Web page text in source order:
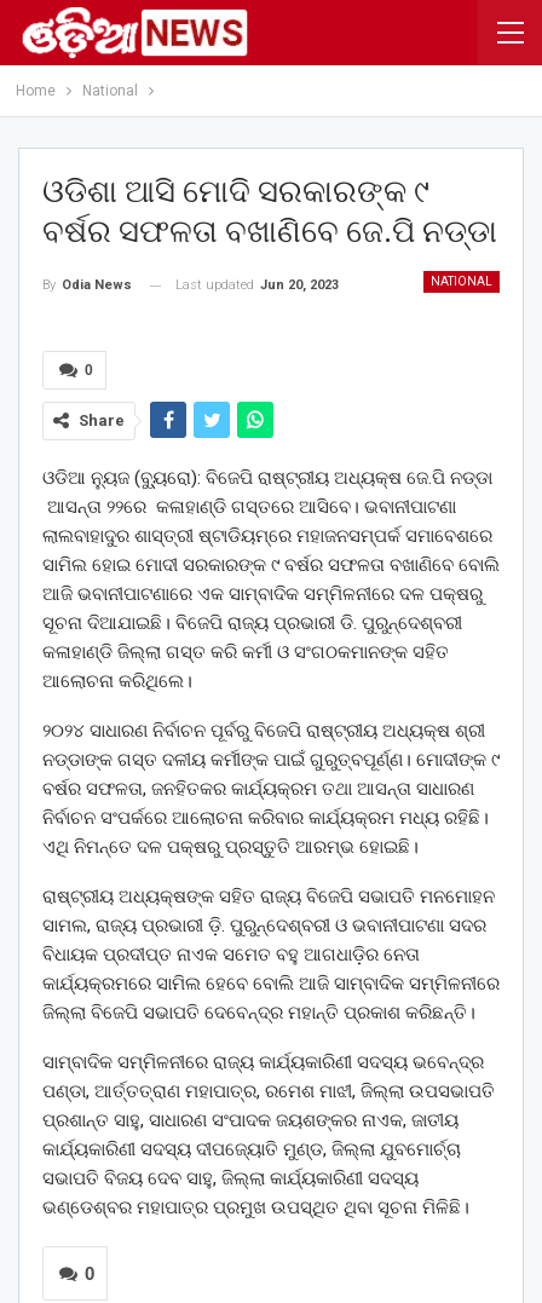
Home National
ଓଡିଶା ଆସି ମୋଦି ସରକାରଙ୍କ ୯
ବର୍ଷର ସଫଳତା ବଖାଣିବେ ଜେ.ପି ନଡ୍ଡା
NATIONAL
By Odia News Last updated Jun 20, 2023
0
Share
ଓଡିଆ ନ୍ୟୁଜ (ବ୍ୟୁ୍ରୋ): ବିଜେପି ରାଷ୍ଟ୍ରୀୟ ଅଧ୍ୟକ୍ଷ ଜେ.ପି ନଡ୍ଡା
ଆସନ୍ତା ୨୨ରେ କଳାହାଣ୍ଡି ଗସ୍ତରେ ଆସିବେ। ଭବାନୀପାଟଣା
ଲାଲବାହାଦୁର ଶାସ୍ତ୍ରୀ ଷ୍ଟାଡିୟମ୍‌ରେ ମହାଜନସମ୍ପର୍କ ସମାବେଶରେ
ସାମିଲ ହୋଇ ମୋଦୀ ସରକାରଙ୍କ ୯ ବର୍ଷର ସଫଳତା ବଖାଣିବେ ବୋଲି
ଆଜି ଭବାନୀପାଟଣାରେ ଏକ ସାମ୍ବାଦିକ ସମ୍ମିଳନୀରେ ଦଳ ପକ୍ଷରୁ
ସୂଚନା ଦିଆଯାଇଛି। ବିଜେପି ରାଜ୍ୟ ପ୍ରଭାରୀ ଡି. ପୁରୁନ୍ଦେଶ୍ବରୀ
କଳାହାଣ୍ଡି ଜିଲ୍ଲା ଗସ୍ତ କରି କର୍ମୀ ଓ ସଂଗଠକମାନଙ୍କ ସହିତ
ଆଲୋଚନା କରିଥିଲେ।
୨୦୨୪ ସାଧାରଣ ନିର୍ବାଚନ ପୂର୍ବରୁ ବିଜେପି ରାଷ୍ଟ୍ରୀୟ ଅଧ୍ୟକ୍ଷ ଶ୍ରୀ
ନଡ୍ଡାଙ୍କ ଗସ୍ତ ଦଳୀୟ କର୍ମୀଙ୍କ ପାଇଁ ଗୁରୁତ୍ବପୂର୍ଣ୍ଣ। ମୋଦୀଙ୍କ ୯
ବର୍ଷର ସଫଳତା, ଜନହିତକର କାର୍ଯ୍ୟକ୍ରମ ତଥା ଆସନ୍ତା ସାଧାରଣ
ନିର୍ବାଚନ ସଂପର୍କରେ ଆଲୋଚନା କରିବାର କାର୍ଯ୍ୟକ୍ରମ ମଧ୍ୟ ରହିଛି।
ଏଥି ନିମନ୍ତେ ଦଳ ପକ୍ଷରୁ ପ୍ରସ୍ତୁତି ଆରମ୍ଭ ହୋଇଛି।
ରାଷ୍ଟ୍ରୀୟ ଅଧ୍ୟକ୍ଷଙ୍କ ସହିତ ରାଜ୍ୟ ବିଜେପି ସଭାପତି ମନମୋହନ
ସାମଲ, ରାଜ୍ୟ ପ୍ରଭାରୀ ଡ଼ି. ପୁରୁନ୍ଦେଶ୍ବରୀ ଓ ଭବାନୀପାଟଣା ସଦର
ବିଧାୟକ ପ୍ରଦୀପ୍ତ ନାଏକ ସମେତ ବହୁ ଆଗଧାଡ଼ିର ନେତା
କାର୍ଯ୍ୟକ୍ରମରେ ସାମିଲ ହେବେ ବୋଲି ଆଜି ସାମ୍ବାଦିକ ସମ୍ମିଳନୀରେ
ଜିଲ୍ଲା ବିଜେପି ସଭାପତି ଦେବେନ୍ଦ୍ର ମହାନ୍ତି ପ୍ରକାଶ କରିଛନ୍ତି।
ସାମ୍ବାଦିକ ସମ୍ମିଳନୀରେ ରାଜ୍ୟ କାର୍ଯ୍ୟକାରିଣୀ ସଦସ୍ୟ ଭବେନ୍ଦ୍ର
ପଣ୍ଡା, ଆର୍ତ୍ତତ୍ରାଣ ମହାପାତ୍ର, ରମେଶ ମାଝୀ, ଜିଲ୍ଲା ଉପସଭାପତି
ପ୍ରଶାନ୍ତ ସାହୁ, ସାଧାରଣ ସଂପାଦକ ଜୟଶଙ୍କର ନାଏକ, ଜାତୀୟ
କାର୍ଯ୍ୟକାରିଣୀ ସଦସ୍ୟ ଦୀପଜ୍ୟୋତି ମୁଣ୍ଡ, ଜିଲ୍ଲା ଯୁବମୋର୍ଚ୍ଚା
ସଭାପତି ବିଜୟ ଦେବ ସାହୁ, ଜିଲ୍ଲା କାର୍ଯ୍ୟକାରିଣୀ ସଦସ୍ୟ
ଭଣ୍ଡେଶ୍ବର ମହାପାତ୍ର ପ୍ରମୁଖ ଉପସ୍ଥିତ ଥିବା ସୂଚନା ମିଳିଛି।
0